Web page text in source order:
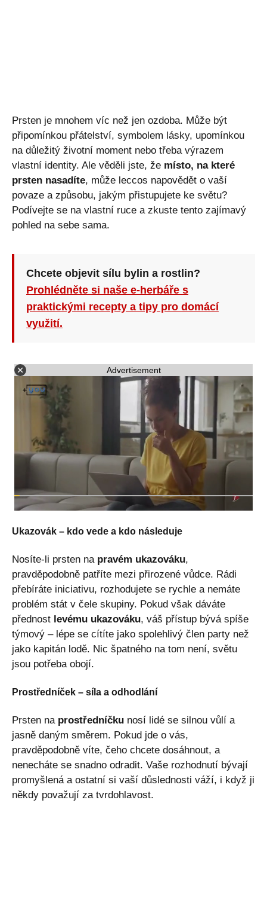
Prsten je mnohem víc než jen ozdoba. Může být
připomínkou přátelství, symbolem lásky, upomínkou
na důležitý životní moment nebo třeba výrazem
vlastní identity. Ale věděli jste, že místo, na které
prsten nasadíte, může leccos napovědět o vaší
povaze a způsobu, jakým přistupujete ke světu?
Podívejte se na vlastní ruce a zkuste tento zajímavý
pohled na sebe sama.
Chcete objevit sílu bylin a rostlin?
Prohlédněte si naše e-herbáře s
praktickými recepty a tipy pro domácí
využití.
Advertisement
Ukazovák – kdo vede a kdo následuje
Nosíte-li prsten na pravém ukazováku,
pravděpodobně patříte mezi přirozené vůdce. Rádi
přebíráte iniciativu, rozhodujete se rychle a nemáte
problém stát v čele skupiny. Pokud však dáváte
přednost levému ukazováku, váš přístup bývá spíše
týmový – lépe se cítíte jako spolehlivý člen party než
jako kapitán lodě. Nic špatného na tom není, světu
jsou potřeba obojí.
Prostředníček – síla a odhodlání
Prsten na prostředníčku nosí lidé se silnou vůlí a
jasně daným směrem. Pokud jde o vás,
pravděpodobně víte, čeho chcete dosáhnout, a
nenecháte se snadno odradit. Vaše rozhodnutí bývají
promyšlená a ostatní si vaší důslednosti váží, i když ji
někdy považují za tvrdohlavost.